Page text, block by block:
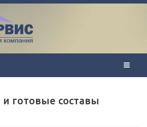
и готовые составы